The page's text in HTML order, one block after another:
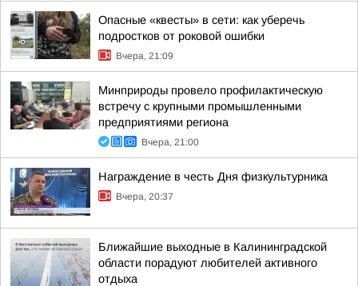
Опасные «квесты» в сети: как уберечь
подростков от роковой ошибки
Вчера, 21:09
Минприроды провело профилактическую
встречу с крупными промышленными
предприятиями региона
Вчера, 21:00
Награждение в честь Дня физкультурника
Вчера, 20:37
Ближайшие выходные в Калининградской
области порадуют любителей активного
отдыха